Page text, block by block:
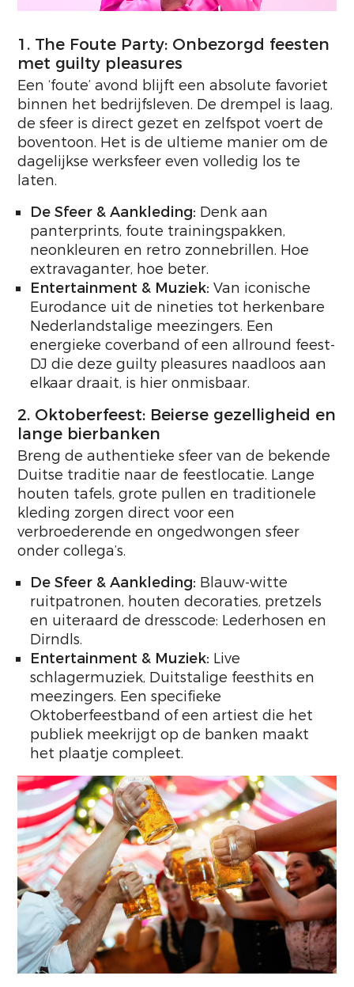
1. The Foute Party: Onbezorgd feesten
met guilty pleasures
Een ‘foute’ avond blijft een absolute favoriet
binnen het bedrijfsleven. De drempel is laag,
de sfeer is direct gezet en zelfspot voert de
boventoon. Het is de ultieme manier om de
dagelijkse werksfeer even volledig los te
laten.
De Sfeer & Aankleding: Denk aan
panterprints, foute trainingspakken,
neonkleuren en retro zonnebrillen. Hoe
extravaganter, hoe beter.
Entertainment & Muziek: Van iconische
Eurodance uit de nineties tot herkenbare
Nederlandstalige meezingers. Een
energieke coverband of een allround feest-
DJ die deze guilty pleasures naadloos aan
elkaar draait, is hier onmisbaar.
2. Oktoberfeest: Beierse gezelligheid en
lange bierbanken
Breng de authentieke sfeer van de bekende
Duitse traditie naar de feestlocatie. Lange
houten tafels, grote pullen en traditionele
kleding zorgen direct voor een
verbroederende en ongedwongen sfeer
onder collega’s.
De Sfeer & Aankleding: Blauw-witte
ruitpatronen, houten decoraties, pretzels
en uiteraard de dresscode: Lederhosen en
Dirndls.
Entertainment & Muziek: Live
schlagermuziek, Duitstalige feesthits en
meezingers. Een specifieke
Oktoberfeestband of een artiest die het
publiek meekrijgt op de banken maakt
het plaatje compleet.